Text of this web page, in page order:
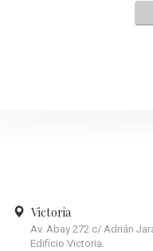
Victoria
Av. Abay 272 c/ Adrián
Edificio Victoria.